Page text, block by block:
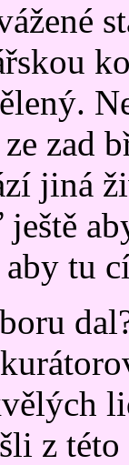
zad
jiná
aby
z